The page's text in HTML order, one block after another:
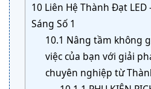
10 Liên Hệ Thành Đạt LED
Sáng Số 1
10.1 Nâng tầm không
việc của bạn với giải
chuyên nghiệp từ